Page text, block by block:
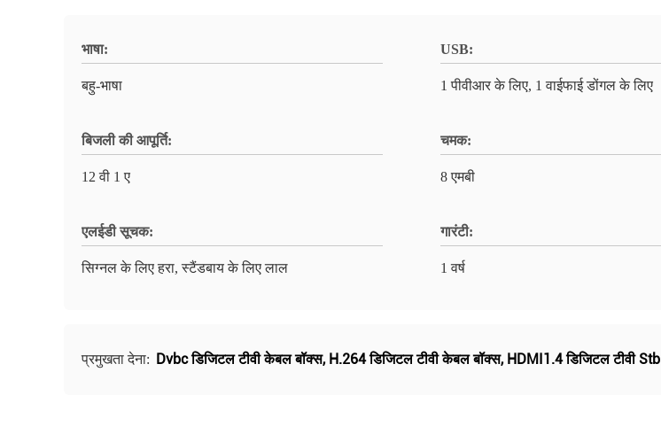
भाषा:
बहु-भाषा
USB:
1 पीवीआर के लिए, 1 वाईफाई डोंगल के लिए
बिजली की आपूर्ति:
12 वी 1 ए
चमक:
8 एमबी
एलईडी सूचक:
सिग्नल के लिए हरा, स्टैंडबाय के लिए लाल
गारंटी:
1 वर्ष
प्रमुखता देना: Dvbc डिजिटल टीवी केबल बॉक्स, H.264 डिजिटल टीवी केबल बॉक्स, HDMI1.4 डिजिटल टीवी Stb